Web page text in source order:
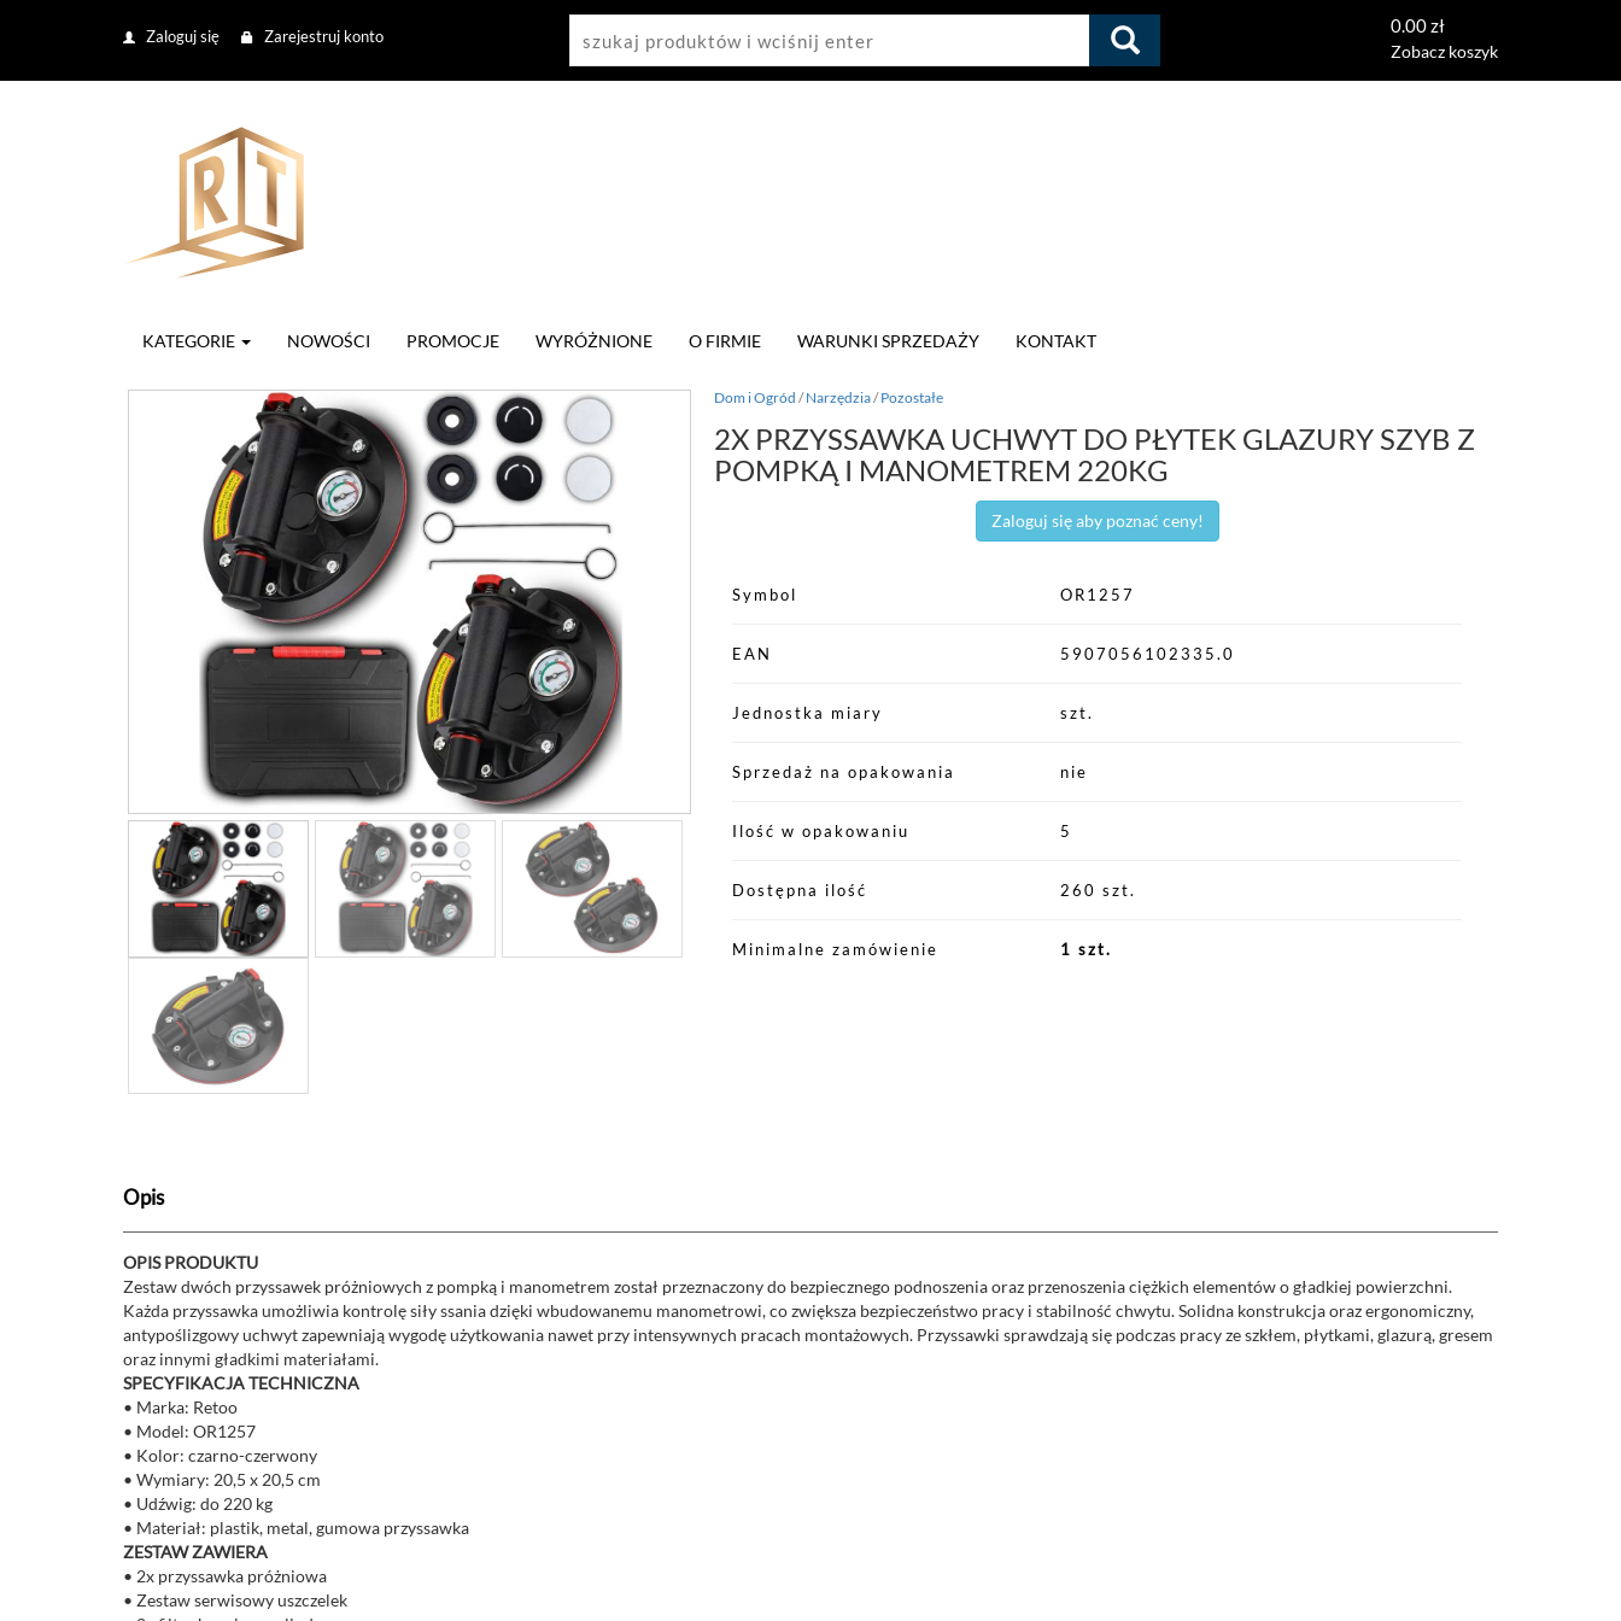
Zaloguj się Zarejestruj konto 0.00 zł
Zobacz koszyk
KATEGORIE NOWOŚCI PROMOCJE WYRÓŻNIONE O FIRMIE WARUNKI SPRZEDAŻY KONTAKT
Dom i Ogród /Narzędzia/Pozostałe
2X PRZYSSAWKA UCHWYT DO PŁYTEK GLAZURY SZYB Z
POMPKĄ I MANOMETREM 220KG
Zaloguj się aby poznać ceny!
Symbol OR1257
EAN 5907056102335.0
Jednostka miary szt.
Sprzedaż na opakowania nie
Ilość w opakowaniu 5
Dostępna ilość 260 szt.
Minimalne zamówienie 1 szt.
Opis
OPIS PRODUKTU
Zestaw dwóch przyssawek próżniowych z pompką i manometrem został przeznaczony do bezpiecznego podnoszenia oraz przenoszenia ciężkich elementów o gładkiej powierzchni.
Każda przyssawka umożliwia kontrolę siły ssania dzięki wbudowanemu manometrowi, co zwiększa bezpieczeństwo pracy i stabilność chwytu. Solidna konstrukcja oraz ergonomiczny,
antypoślizgowy uchwyt zapewniają wygodę użytkowania nawet przy intensywnych pracach montażowych. Przyssawki sprawdzają się podczas pracy ze szkłem, płytkami, glazurą, gresem
oraz innymi gładkimi materiałami.
SPECYFIKACJA TECHNICZNA
• Marka: Retoo
• Model: OR1257
• Kolor: czarno-czerwony
• Wymiary: 20,5 x 20,5 cm
• Udźwig: do 220 kg
• Materiał: plastik, metal, gumowa przyssawka
ZESTAW ZAWIERA
• 2x przyssawka próżniowa
• Zestaw serwisowy uszczelek